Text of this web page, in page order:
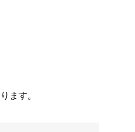
ます。